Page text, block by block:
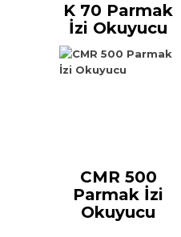
K 70 Parmak
İzi Okuyucu
CMR 500
Parmak İzi
Okuyucu